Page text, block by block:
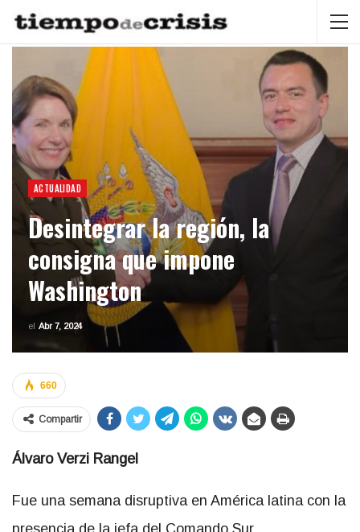
ACTUALIDAD
Desintegrar la región, la
consigna que impone
Washington
el Abr 7, 2024
660
Compartir
Álvaro Verzi Rangel
Fue una semana disruptiva en América latina con la
presencia de la jefa del Comando Sur